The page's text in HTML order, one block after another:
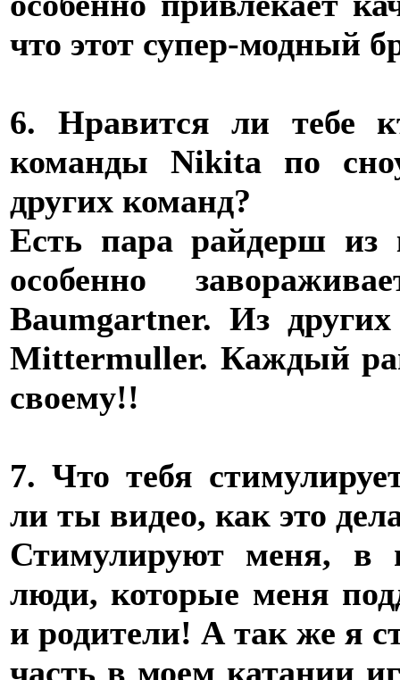
что этот супер-модный
6. Нравится ли тебе
команды Nikita по
других команд?
Есть пара райдерш из
особенно
Baumgartner. Из
Mittermuller. Каждый
своему!!
7. Что тебя
ли ты видео, как это
Стимулируют меня, в
люди, которые меня
и родители! А так же я
часть в моем катании